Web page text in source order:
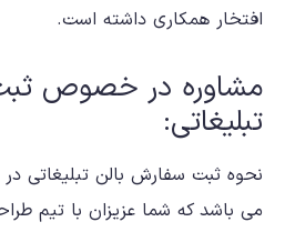
افتخار همکاری داشته است.
مشاوره در خصوص
تبلیغاتی:
نحوه ثبت سفارش بالن تبلیغاتی
می باشد که شما عزیزان با تیم